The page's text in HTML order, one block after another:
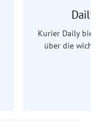
Daily
Kurier Daily
über die